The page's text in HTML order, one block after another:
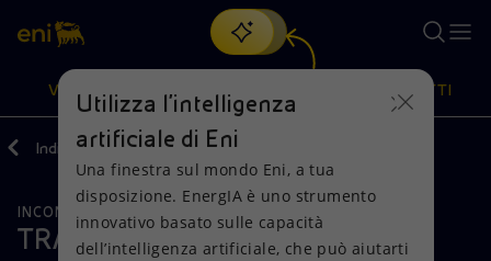
Cerca
scopri EnergIA, la nostra nuova soluzione di intelligenza
artificiale.
VISIONE
Visione
Azioni
PRODOTTI
Prodotti
Indietro Media Comunicati Stampa
INCONTRI E ACCORDI
TRANSIZIONE ENERGETICA E
Utilizza l'intelligenza
artificiale di Eni
Una finestra sul mondo Eni, a tua
disposizione. EnergIA è uno strumento
innovativo basato sulle capacità
dell’intelligenza artificiale, che può aiutarti